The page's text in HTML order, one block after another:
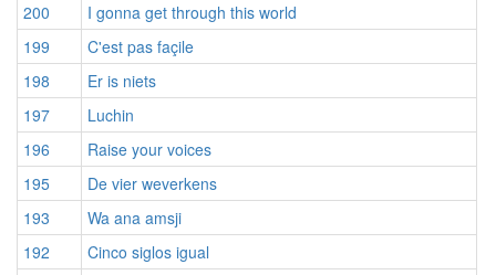
200
I gonna get through this world
199
C'est pas façile
198
Er is niets
197
Luchin
196
Raise your voices
195
De vier weverkens
193
Wa ana amsji
192
Cinco siglos igual